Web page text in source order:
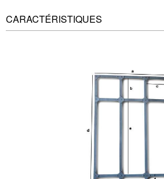
CARACTÉRISTIQUES